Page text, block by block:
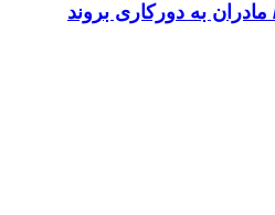
به دورکاری بروند